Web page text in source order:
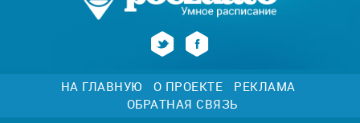
НА ГЛАВНУЮ О ПРОЕКТЕ
РЕКЛАМА
ОБРАТНАЯ СВЯЗЬ